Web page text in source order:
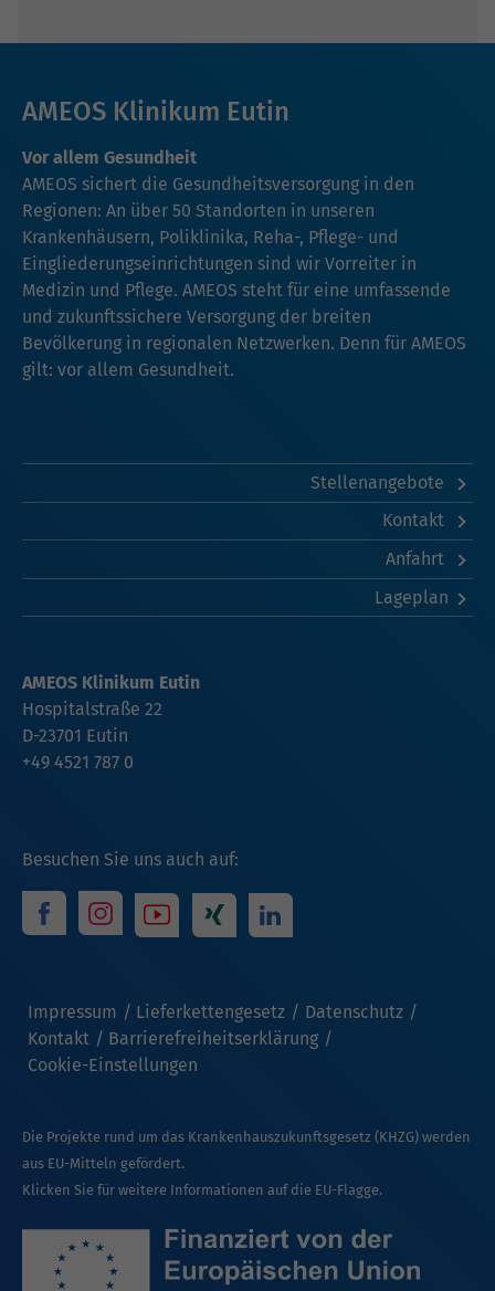
AMEOS Klinikum Eutin
Vor allem Gesundheit
AMEOS sichert die Gesundheitsversorgung in den
Regionen: An über 50 Standorten in unseren
Krankenhäusern, Poliklinika, Reha-, Pflege- und
Eingliederungseinrichtungen sind wir Vorreiter in
Medizin und Pflege. AMEOS steht für eine umfassende
und zukunftssichere Versorgung der breiten
Bevölkerung in regionalen Netzwerken. Denn für AMEOS
gilt: vor allem Gesundheit.
Stellenangebote
Kontakt
Anfahrt
Lageplan
Besuchen Sie uns auch auf:
Impressum Lieferkettengesetz
Datenschutz
Kontakt
Barrierefreiheitserklärung
Cookie-Einstellungen
AMEOS Klinikum Eutin
Hospitalstraße 22
D-23701 Eutin
+49 4521 787 0
Die Projekte rund um das Krankenhauszukunftsgesetz (KHZG) werden
aus EU-Mitteln gefördert.
Klicken Sie für weitere Informationen auf die EU-Flagge.